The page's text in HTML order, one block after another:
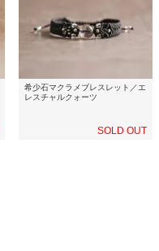
希少石マクラメブレスレット／エ
レスチャルクォーツ
SOLD OUT